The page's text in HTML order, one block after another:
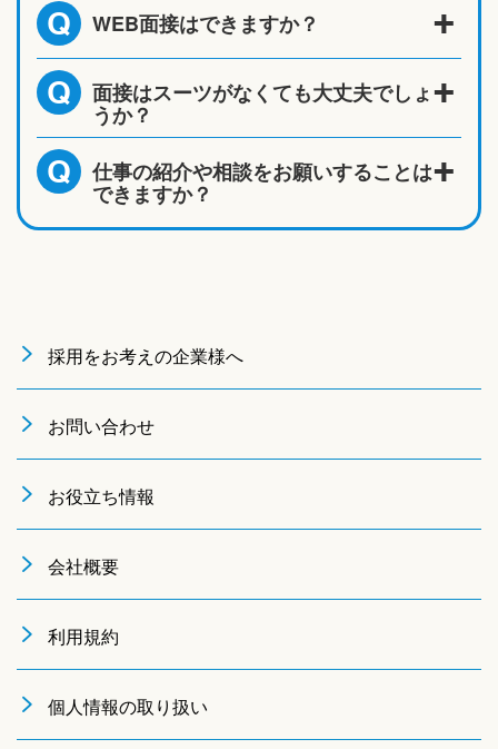
Q WEB面接はできますか？
Q 面接はスーツがなくても大丈夫でしょ
うか？
Q 仕事の紹介や相談をお願いすることは
できますか？
採用をお考えの企業様へ
お問い合わせ
お役立ち情報
会社概要
利用規約
個人情報の取り扱い